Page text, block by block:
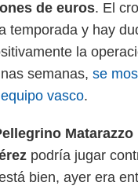
de euros. El
temporada y hay
la
semanas, se
vasco.
Matarazzo
podría jugar
bien, ayer era